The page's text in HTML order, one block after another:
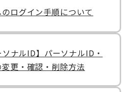
ログイン手順について
ソナルID】パーソナルID・
更・確認・削除方法